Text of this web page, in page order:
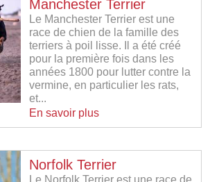
Manchester Terrier
Le Manchester Terrier est une
race de chien de la famille des
terriers à poil lisse. Il a été créé
pour la première fois dans les
années 1800 pour lutter contre la
vermine, en particulier les rats,
et...
En savoir plus
Norfolk Terrier
Le Norfolk Terrier est une race de